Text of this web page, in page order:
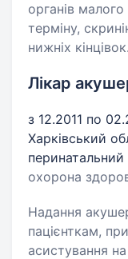
органів малого
терміну,
нижніх кінцівок.
Лікар
з 12.2011 по
Харківський
перинатальний
охорона
Надання
пацієнткам,
асистування